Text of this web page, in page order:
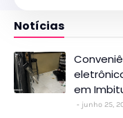
Notícias
em
junho 25,